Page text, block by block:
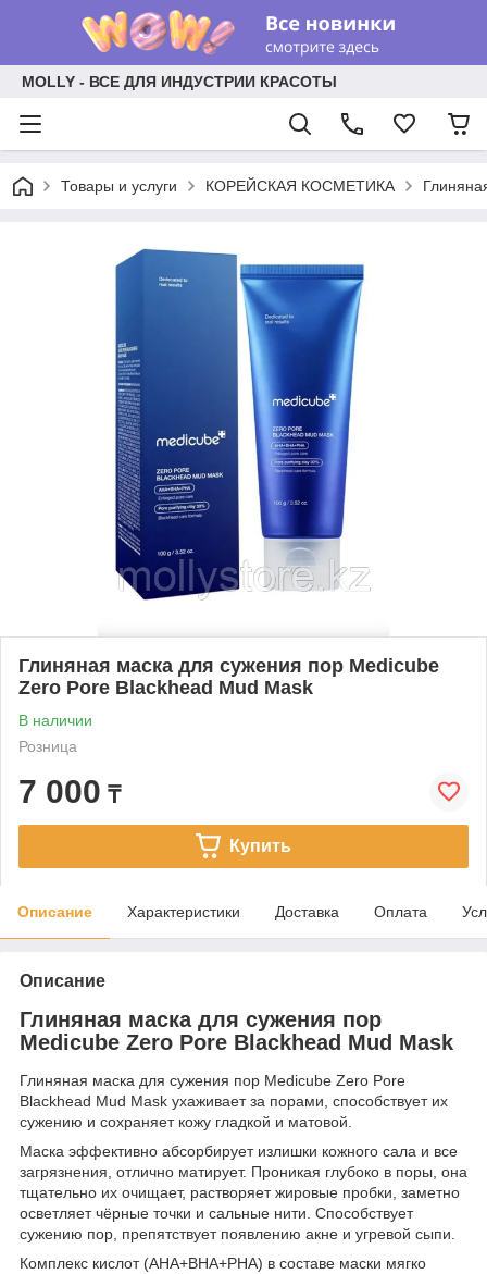
MOLLY - ВСЕ ДЛЯ ИНДУСТРИИ КРАСОТЫ
Товары и услуги КОРЕЙСКАЯ КОСМЕТИКА
Глиняная маска для сужения пор Medicube
Zero Pore Blackhead Mud Mask
В наличии
Розница
7 000 ₸
Купить
Описание Характеристики Доставка Оплата
Описание
Глиняная маска для сужения пор
Medicube Zero Pore Blackhead Mud Mask
Глиняная маска для сужения пор Medicube Zero Pore
Blackhead Mud Mask ухаживает за порами, способствует их
сужению и сохраняет кожу гладкой и матовой.
Маска эффективно абсорбирует излишки кожного сала и все
загрязнения, отлично матирует. Проникая глубоко в поры, она
тщательно их очищает, растворяет жировые пробки, заметно
осветляет чёрные точки и сальные нити. Способствует
сужению пор, препятствует появлению акне и угревой сыпи.
Комплекс кислот (АНА+ВНА+PHA) в составе маски мягко